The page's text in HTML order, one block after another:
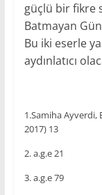
güçlü bir fikre
Batmayan
Bu iki eserle
aydınlatıcı
1.Samiha Ayverdi,
2017) 13
2. a.g.e 21
3. a.g.e 79